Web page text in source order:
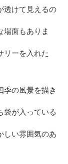
透けて見えるの
場面もありま
リーを入れた
季の風景を描き
袋が入っている
しい雰囲気のあ